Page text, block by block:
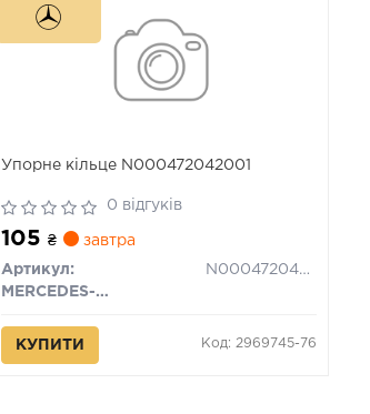
Упорне кільце N000472042001
0 відгуків
105₴ завтра
Артикул:
N000472042001
MERCEDES-BENZ
КУПИТИ Код: 2969745-76